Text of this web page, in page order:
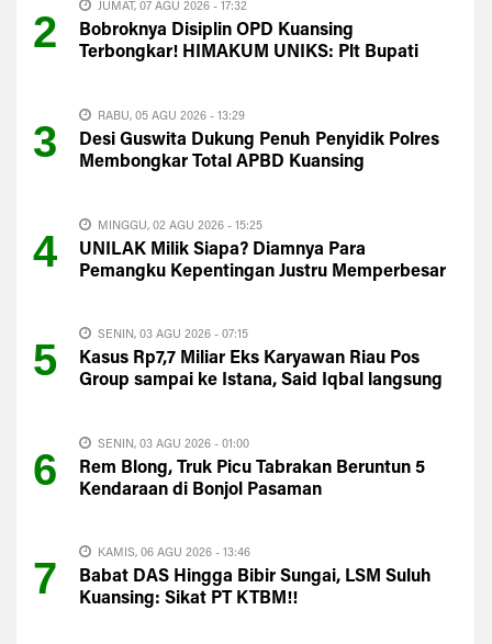
2
JUMAT, 07 AGU 2026 - 17:32
Bobroknya Disiplin OPD Kuansing
Terbongkar! HIMAKUM UNIKS: Plt Bupati
3
RABU, 05 AGU 2026 - 13:29
Desi Guswita Dukung Penuh Penyidik Polres
Membongkar Total APBD Kuansing
4
MINGGU, 02 AGU 2026 - 15:25
UNILAK Milik Siapa? Diamnya Para
Pemangku Kepentingan Justru Memperbesar
5
SENIN, 03 AGU 2026 - 07:15
Kasus Rp7,7 Miliar Eks Karyawan Riau Pos
Group sampai ke Istana, Said Iqbal langsung
6
SENIN, 03 AGU 2026 - 01:00
Rem Blong, Truk Picu Tabrakan Beruntun 5
Kendaraan di Bonjol Pasaman
7
KAMIS, 06 AGU 2026 - 13:46
Babat DAS Hingga Bibir Sungai, LSM Suluh
Kuansing: Sikat PT KTBM!!